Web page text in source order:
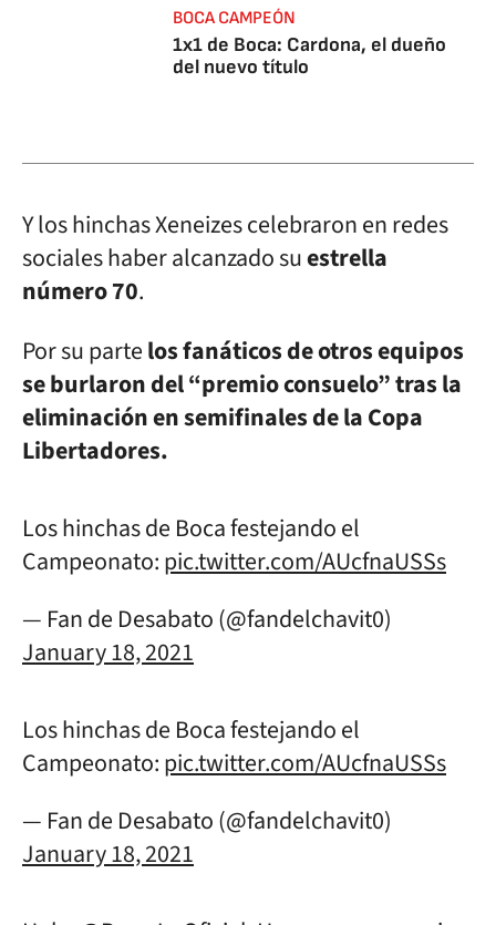
BOCA CAMPEÓN
1x1 de Boca: Cardona, el dueño
del nuevo título
Y los hinchas Xeneizes celebraron en redes
sociales haber alcanzado suestrella
número 70.
Por su partelos fanáticos de otros equipos
se burlaron del “premio consuelo” tras la
eliminación en semifinales de la Copa
Libertadores.
Los hinchas de Boca festejando el
Campeonato:pic.twitter.com/AUcfnaUSSs
— Fan de Desabato (@fandelchavit0)
January 18, 2021
Los hinchas de Boca festejando el
Campeonato:pic.twitter.com/AUcfnaUSSs
— Fan de Desabato (@fandelchavit0)
January 18, 2021